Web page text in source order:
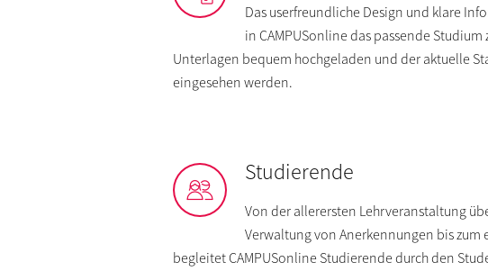
Das userfreundliche Design und klare
in CAMPUSonline das passende
Unterlagen bequem hochgeladen und der aktuelle
eingesehen werden.
Studierende
Von der allerersten Lehrveranstaltung
Verwaltung von Anerkennungen bis zum
begleitet CAMPUSonline Studierende durch den